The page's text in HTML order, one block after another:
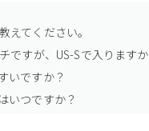
えてください。
ですが、US-Sで入りますか
いですか？
いつですか？